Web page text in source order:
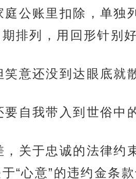
公账里扣除，单独
排列，用回形针别好
意还没到达眼底就
自我带入到世俗中
关于忠诚的法律约
“心意”的违约金条